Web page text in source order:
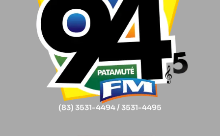
(83) 3531-4494 / 3531-4495